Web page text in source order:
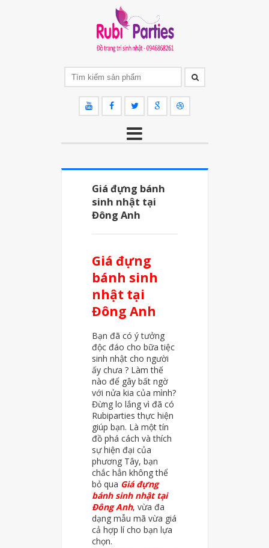
Giá đựng bánh
sinh nhật tại
Đông Anh
Giá đựng
bánh sinh
nhật tại
Đông Anh
Bạn đã có ý tưởng
độc đáo cho bữa tiệc
sinh nhật cho người
ấy chưa ? Làm thế
nào để gây bất ngờ
với nửa kia của mình?
Đừng lo lắng vì đã có
Rubiparties thực hiện
giúp bạn. Là một tín
đồ phá cách và thích
sự hiện đại của
phương Tây, bạn
chắc hẳn không thể
bỏ qua Giá đựng
bánh sinh nhật tại
Đông Anh, vừa đa
dạng mẫu mã vừa giá
cả hợp lí cho bạn lựa
chọn.